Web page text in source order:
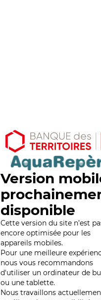
Version
disponible
Cette version du site n’est
encore optimisée pour les
appareils mobiles.
Pour une meilleure
nous vous recommandons
d'utiliser un ordinateur de
ou une tablette.
Nous travaillons